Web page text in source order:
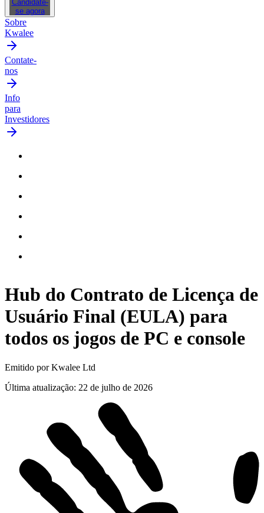
Candidate-
se agora
Sobre
Kwalee
Contate-
nos
Info
para
Investidores
Hub do Contrato de Licença de
Usuário Final (EULA) para
todos os jogos de PC e console
Emitido por Kwalee Ltd
Última atualização: 22 de julho de 2026